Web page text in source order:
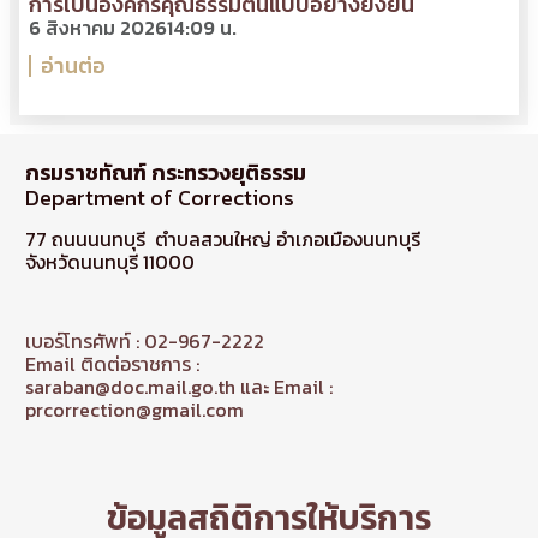
6 สิงหาคม 202614:09 น.
อ่านต่อ
กรมราชทัณฑ์ กระทรวงยุติธรรม
Department of Corrections
77 ถนนนนทบุรี ตำบลสวนใหญ่ อำเภอเมืองนนทบุรี
จังหวัดนนทบุรี 11000
เบอร์โทรศัพท์ : 02-967-2222
Email ติดต่อราชการ :
saraban@doc.mail.go.th และ Email :
prcorrection@gmail.com
ข้อมูลสถิติการให้บริการ